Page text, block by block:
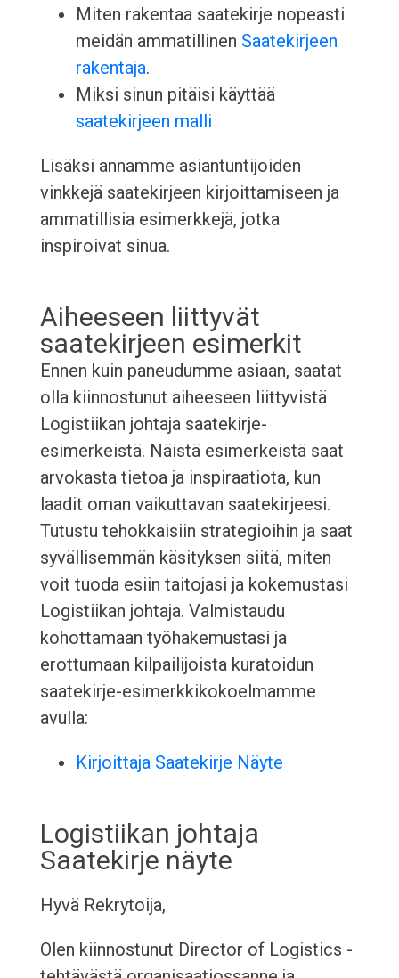
Miten rakentaa saatekirje nopeasti
meidän ammatillinen Saatekirjeen
rakentaja.
Miksi sinun pitäisi käyttää
saatekirjeen malli
Lisäksi annamme asiantuntijoiden
vinkkejä saatekirjeen kirjoittamiseen ja
ammatillisia esimerkkejä, jotka
inspiroivat sinua.
Aiheeseen liittyvät
saatekirjeen esimerkit
Ennen kuin paneudumme asiaan, saatat
olla kiinnostunut aiheeseen liittyvistä
Logistiikan johtaja saatekirje-
esimerkeistä. Näistä esimerkeistä saat
arvokasta tietoa ja inspiraatiota, kun
laadit oman vaikuttavan saatekirjeesi.
Tutustu tehokkaisiin strategioihin ja saat
syvällisemmän käsityksen siitä, miten
voit tuoda esiin taitojasi ja kokemustasi
Logistiikan johtaja. Valmistaudu
kohottamaan työhakemustasi ja
erottumaan kilpailijoista kuratoidun
saatekirje-esimerkkikokoelmamme
avulla:
Kirjoittaja Saatekirje Näyte
Logistiikan johtaja
Saatekirje näyte
Hyvä Rekrytoija,
Olen kiinnostunut Director of Logistics -